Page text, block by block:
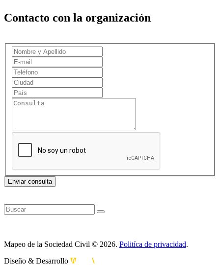
Contacto con la organización
Enviar consulta
Mapeo de la Sociedad Civil © 2026. Politíca de privacidad.
Diseño & Desarrollo